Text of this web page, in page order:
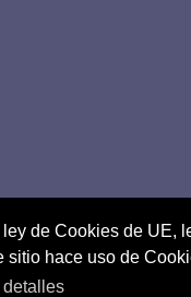
de Cookies de UE,
sitio hace uso de
detalles